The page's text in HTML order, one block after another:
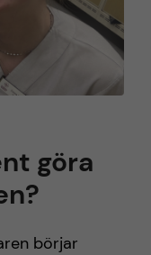
göra
börjar